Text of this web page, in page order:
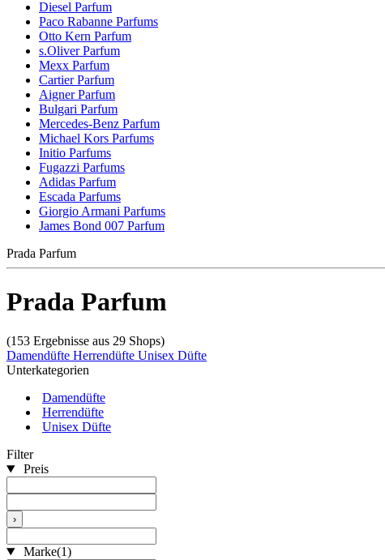
Diesel Parfum
Paco Rabanne Parfums
Otto Kern Parfum
s.Oliver Parfum
Mexx Parfum
Cartier Parfum
Aigner Parfum
Bulgari Parfum
Mercedes-Benz Parfum
Michael Kors Parfums
Initio Parfums
Fugazzi Parfums
Adidas Parfum
Escada Parfums
Giorgio Armani Parfums
James Bond 007 Parfum
Prada Parfum
Prada Parfum
(153 Ergebnisse aus 29 Shops)
Damendüfte Herrendüfte Unisex Düfte
Unterkategorien
Damendüfte
Herrendüfte
Unisex Düfte
Filter
Preis
›
Marke(1)